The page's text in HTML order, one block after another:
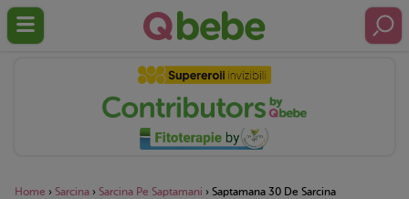
Home › Sarcina › Sarcina Pe Saptamani › Saptamana 30 De Sarcina